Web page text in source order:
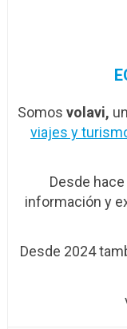
Somosvolavi,
viajes y
Desde hace
información y
Desde 2024